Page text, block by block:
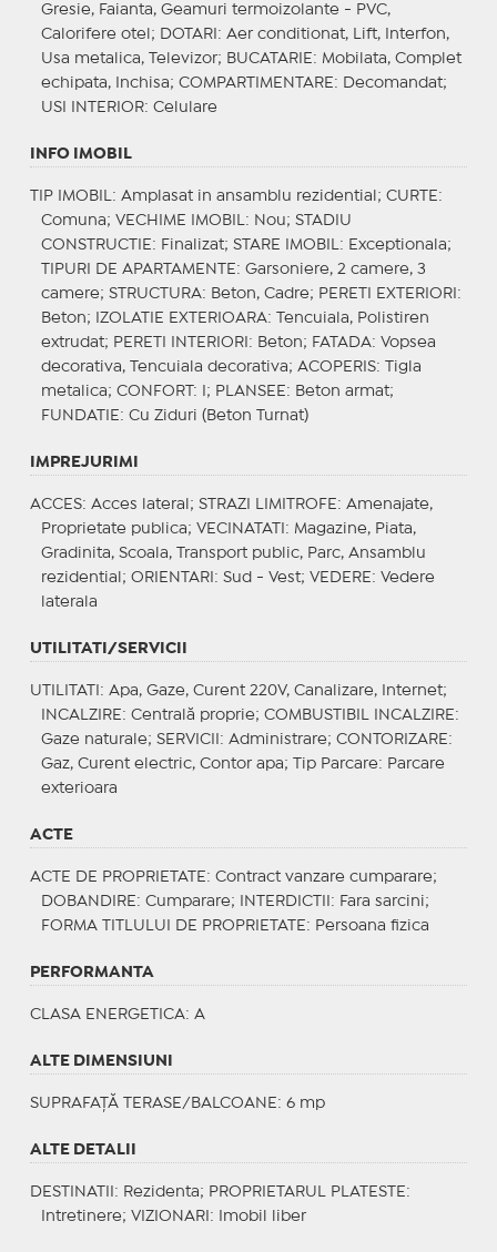
Gresie, Faianta, Geamuri termoizolante - PVC,
Calorifere otel;
DOTARI : Aer conditionat, Lift, Interfon,
Usa metalica, Televizor; BUCATARIE : Mobilata, Complet
echipata, Inchisa; COMPARTIMENTARE : Decomandat;
USI INTERIOR: Celulare
INFO IMOBIL
TIP IMOBIL : Amplasat in ansamblu rezidential; CURTE :
Comuna; VECHIME IMOBIL : Nou; STADIU
CONSTRUCTIE : Finalizat; STARE IMOBIL : Exceptionala;
TIPURI DE APARTAMENTE : Garsoniere, 2 camere, 3
camere; STRUCTURA: Beton, Cadre; PERETI EXTERIORI :
Beton;
IZOLATIE EXTERIOARA: Tencuiala, Polistiren
extrudat; PERETI INTERIORI : Beton; FATADA: Vopsea
decorativa, Tencuiala decorativa; ACOPERIS: Tigla
metalica; CONFORT : I; PLANSEE : Beton armat;
FUNDATIE : Cu Ziduri (Beton Turnat)
IMPREJURIMI
ACCES: Acces lateral; STRAZI LIMITROFE : Amenajate,
Proprietate publica; VECINATATI : Magazine, Piata,
Gradinita, Scoala, Transport public, Parc, Ansamblu
rezidential; ORIENTARI : Sud - Vest; VEDERE : Vedere
laterala
UTILITATI/SERVICII
UTILITATI : Apa, Gaze, Curent 220V, Canalizare, Internet;
INCALZIRE : Centrală proprie; COMBUSTIBIL INCALZIRE :
Gaze naturale; SERVICII : Administrare; CONTORIZARE :
Gaz, Curent electric, Contor apa;
Tip Parcare: Parcare
exterioara
ACTE
ACTE DE PROPRIETATE : Contract vanzare cumparare;
DOBANDIRE : Cumparare; INTERDICTII : Fara sarcini;
FORMA TITLULUI DE PROPRIETATE : Persoana fizica
PERFORMANTA
CLASA ENERGETICA: A
ALTE DIMENSIUNI
SUPRAFAȚĂ TERASE/BALCOANE: 6 mp
ALTE DETALII
DESTINATII : Rezidenta; PROPRIETARUL PLATESTE :
Intretinere; VIZIONARI : Imobil liber